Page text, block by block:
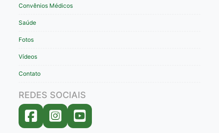
Convênios Médicos
Saúde
Fotos
Vídeos
Contato
REDES SOCIAIS